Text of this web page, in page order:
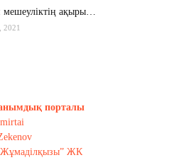
мешеуліктің ақыры…
2021
2021
оқу
порталы
Жұмаділқызы” ЖК